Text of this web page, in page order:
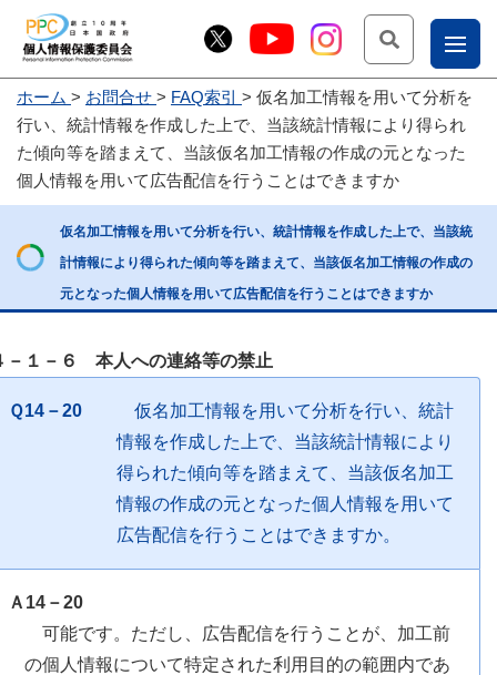
お
問
せ
こー
じょ
ホーム お問合せ FAQ索引
仮名加工情報を用いて分析を
行い、統計情報を作成した上で、当該統計情報により得られ
た傾向等を踏まえて、当該仮名加工情報の作成の元となった
個人情報を用いて広告配信を行うことはできますか
仮名加工情報を用いて分析を行い、統計情報を作成した上で、当該統
計情報により得られた傾向等を踏まえて、当該仮名加工情報の作成の
元となった個人情報を用いて広告配信を行うことはできますか
－１－６ 本人への連絡等の禁止
Ｑ14－20
仮名加工情報を用いて分析を行い、統計
情報を作成した上で、当該統計情報により
得られた傾向等を踏まえて、当該仮名加工
情報の作成の元となった個人情報を用いて
広告配信を行うことはできますか。
Ａ14－20
可能です。ただし、広告配信を行うことが、加工前
の個人情報について特定された利用目的の範囲内であ